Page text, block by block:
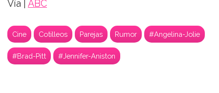
Vía | ABC
Cine Cotilleos Parejas Rumor #Angelina-Jolie
#Brad-Pitt #Jennifer-Aniston